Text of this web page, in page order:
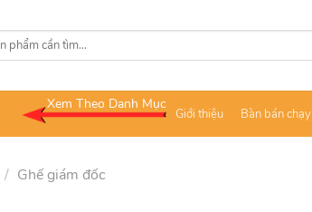
Xem Theo Danh Mục
Giới thiệu Bàn bán chạy
/ Ghế giám đốc